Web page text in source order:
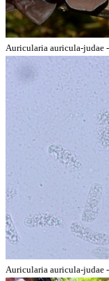
Auricularia auricula-judae
Auricularia auricula-judae